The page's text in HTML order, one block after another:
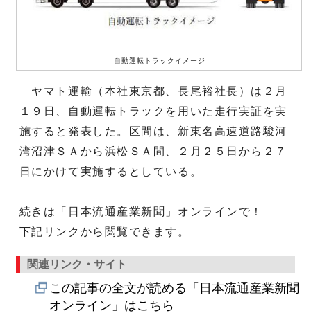
自動運転トラックイメージ
ヤマト運輸（本社東京都、長尾裕社長）は２月
１９日、自動運転トラックを用いた走行実証を実
施すると発表した。区間は、新東名高速道路駿河
湾沼津ＳＡから浜松ＳＡ間、２月２５日から２７
日にかけて実施するとしている。
続きは「日本流通産業新聞」オンラインで！
下記リンクから閲覧できます。
関連リンク・サイト
この記事の全文が読める「日本流通産業新聞
オンライン」はこちら